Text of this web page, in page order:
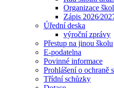
Organizace
Zápis
Úřední deska
výroční zprávy
Přestup na jinou školu
E-podatelna
Povinné informace
Prohlášení o ochraně
Třídní schůzky